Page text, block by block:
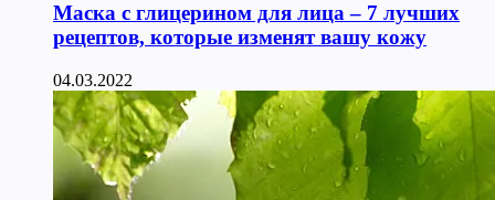
Маска с глицерином для лица – 7 лучших
рецептов, которые изменят вашу кожу
04.03.2022